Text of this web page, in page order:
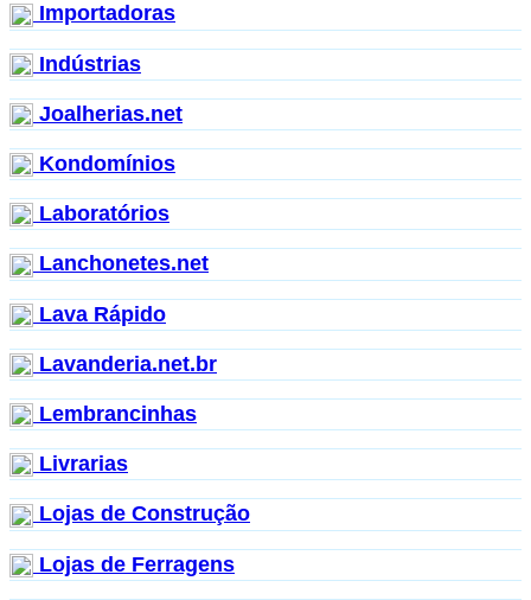
Importadoras
Indústrias
Joalherias.net
Kondomínios
Laboratórios
Lanchonetes.net
Lava Rápido
Lavanderia.net.br
Lembrancinhas
Livrarias
Lojas de Construção
Lojas de Ferragens